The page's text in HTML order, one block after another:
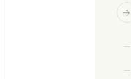
arrow_forward